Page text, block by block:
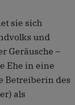
sie sich
und
Geräusche –
Ehe in eine
Betreiberin des
als